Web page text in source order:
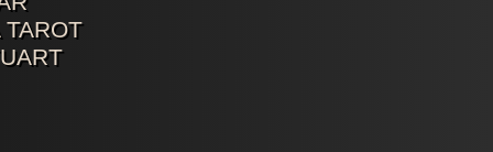
TAROT